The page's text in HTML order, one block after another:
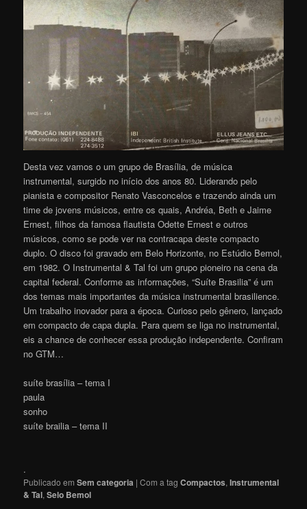
Desta vez vamos o um grupo de Brasília, de música
instrumental, surgido no início dos anos 80. Liderando pelo
pianista e compositor Renato Vasconcelos e trazendo ainda um
time de jovens músicos, entre os quais, Andréa, Beth e Jaime
Ernest, filhos da famosa flautista Odette Ernest e outros
músicos, como se pode ver na contracapa deste compacto
duplo. O disco foi gravado em Belo Horizonte, no Estúdio Bemol,
em 1982. O Instrumental & Tal foi um grupo pioneiro na cena da
capital federal. Conforme as informações, “Suíte Brasilia” é um
dos temas mais importantes da música instrumental brasilience.
Um trabalho inovador para a época. Curioso pelo gênero, lançado
em compacto de capa dupla. Para quem se liga no instrumental,
eis a chance de conhecer essa produção independente. Confiram
no GTM…
suíte brasília – tema I
paula
sonho
suíte brailia – tema II
.
Publicado em Sem categoria |Com a tagCompactos,Instrumental
& Tal,Selo Bemol